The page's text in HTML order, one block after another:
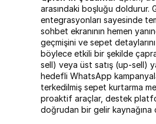
arasındaki boşluğu doldurur.
entegrasyonları sayesinde
sohbet ekranının hemen
geçmişini ve sepet
böylece etkili bir şekilde
sell) veya üst satış (up-sell)
hedefli WhatsApp
terkedilmiş sepet kurtarma
proaktif araçlar, destek
doğrudan bir gelir kaynağına